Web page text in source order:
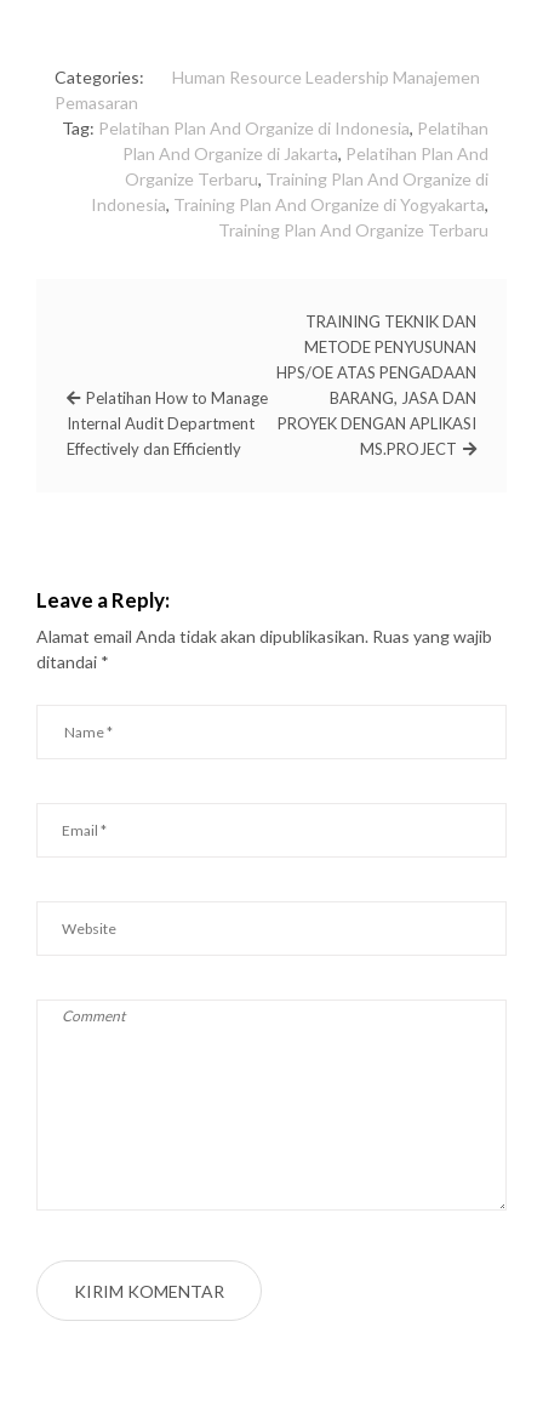
Categories: Human Resource Leadership Manajemen
Pemasaran
Tag: Pelatihan Plan And Organize di Indonesia, Pelatihan
Plan And Organize di Jakarta, Pelatihan Plan And
Organize Terbaru, Training Plan And Organize di
Indonesia, Training Plan And Organize di Yogyakarta,
Training Plan And Organize Terbaru
Pelatihan How to Manage
Internal Audit Department
Effectively dan Efficiently
TRAINING TEKNIK DAN
METODE PENYUSUNAN
HPS/OE ATAS PENGADAAN
BARANG, JASA DAN
PROYEK DENGAN APLIKASI
MS.PROJECT
Leave a Reply:
Alamat email Anda tidak akan dipublikasikan. Ruas yang wajib
ditandai *